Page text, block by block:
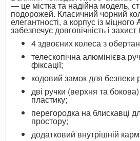
— це містка та надійна модель,
подорожей. Класичний чорний
елегантності, а корпус із
забезпечує довговічність і
4 здвоєних колеса з
телескопічна алюмінієва
фіксації;
кодовий замок для безпеки
дві ручки (верхня та бокова)
пластику;
перегородка на блискавці
простору;
додатковий внутрішній